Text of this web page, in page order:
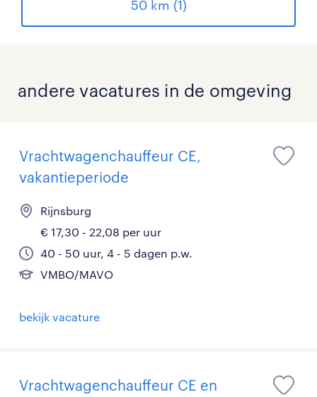
50 km (1)
andere vacatures in de omgeving
Vrachtwagenchauffeur CE,
vakantieperiode
Rijnsburg
€ 17,30 - 22,08 per uur
40 - 50 uur, 4 - 5 dagen p.w.
VMBO/MAVO
bekijk vacature
Vrachtwagenchauffeur CE en